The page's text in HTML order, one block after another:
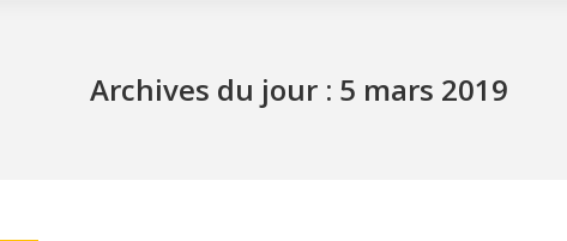
Archives du jour : 5 mars 2019